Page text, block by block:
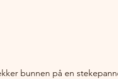
bunnen på en